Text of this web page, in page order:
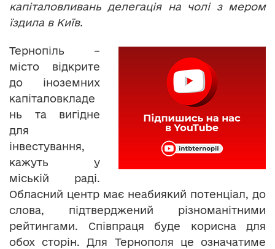
капіталовливань делегація на чолі з мером
їздила в Київ.
Тернопіль –
місто відкрите
до іноземних
капіталовкладе
нь та вигідне
для
інвестування,
кажуть у
міській раді.
Обласний центр має неабиякий потенціал, до
слова, підтверджений різноманітними
рейтингами. Співпраця буде корисна для
обох сторін. Для Тернополя це означатиме